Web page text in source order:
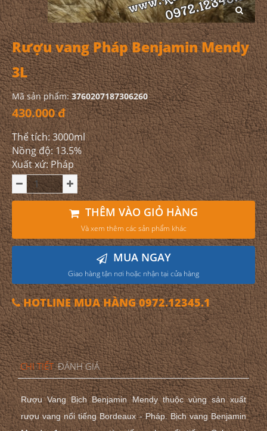
Rượu vang Pháp Benjamin Mendy
3L
Mã sản phẩm:3760207187306260
430.000 đ
Thể tích: 3000ml
Nồng độ: 13.5%
Xuất xứ: Pháp
THÊM VÀO GIỎ HÀNG
Và xem thêm các sản phẩm khác
MUA NGAY
Giao hàng tận nơi hoặc nhận tại cửa hàng
HOTLINE MUA HÀNG 0972.12345.1
CHI TIẾT ĐÁNH GIÁ
Rượu Vang Bịch Benjamin Mendythuộc vùng sản xuất
rượu vang nổi tiếng Bordeaux - Pháp. Bịch vang Benjamin